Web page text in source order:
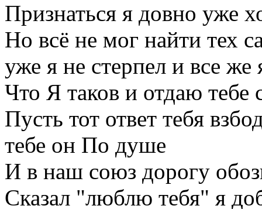
Признаться я довно уже
Но всё не мог найти тех
уже я не стерпел и все же
Что Я таков и отдаю
Пусть тот ответ тебя
тебе он По душе
И в наш союз дорогу
Сказал "люблю тебя" я